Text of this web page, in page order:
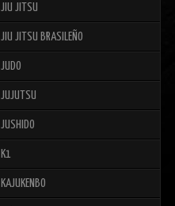
JIU JITSU
JIU JITSU BRASILEÑO
JUDO
JUJUTSU
JUSHIDO
K1
KAJUKENBO